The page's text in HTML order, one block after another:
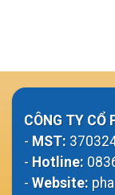
CÔNG TY CỔ
- MST:
- Hotline:
- Website: